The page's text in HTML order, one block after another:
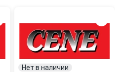
Нет в наличии